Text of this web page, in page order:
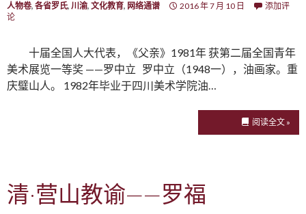
人物卷, 各省罗氏, 川渝, 文化教育, 网络通谱 2016 年 7 月 10 日
添加评
论
十届全国人大代表，《父亲》1981年 获第二届全国青年
美术展览一等奖 ——罗中立 罗中立（1948一），油画家。重
庆璧山人。 1982年毕业于四川美术学院油…
阅读全文 »
清·营山教谕——罗福